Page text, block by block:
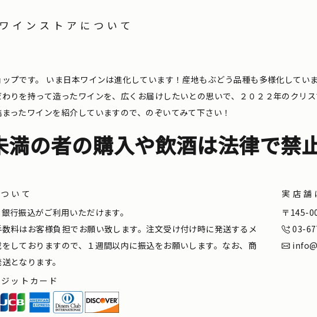
インストアについて
プです。
いま日本ワインは進化しています！産地もぶどう品種も多様化していま
りを持って造ったワインを、広くお届けしたいとの思いで、２０２２年のクリス
ったワインを紹介していますので、のぞいてみて下さい！
満の者の購入や飲酒は法律で禁
いて
行振込がご利用いただけます。
料はお客様負担でお願い致します。注文受け付け時に発送するメ
しておりますので、１週間以内に振込をお願いします。なお、商
となります。
ットカード
実店舗
〒145-
03-